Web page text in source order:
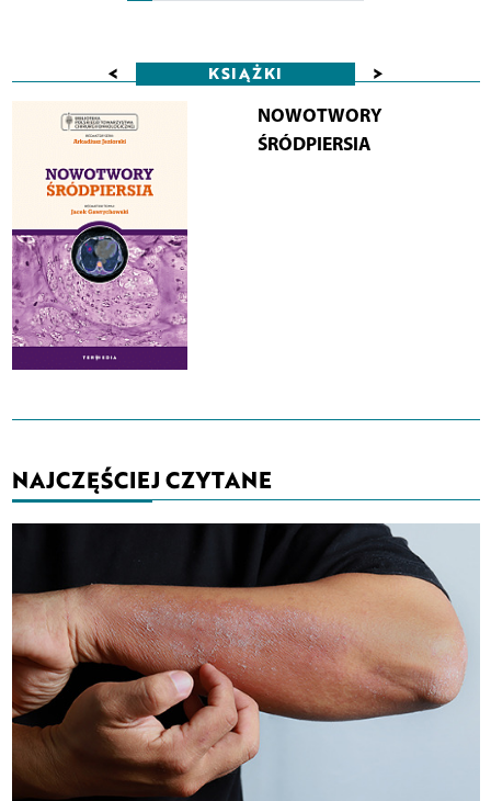
< KSIĄŻKI >
NOWOTWORY
ŚRÓDPIERSIA
NAJCZĘŚCIEJ CZYTANE